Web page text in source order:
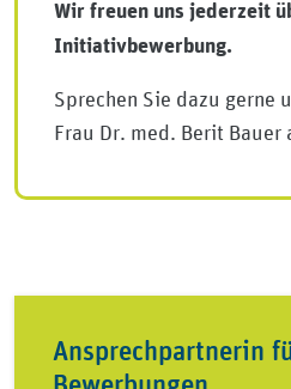
Wir freuen uns jederzeit
Initiativbewerbung.
Sprechen Sie dazu gerne
Frau Dr. med. Berit Bauer
Ansprechpartnerin